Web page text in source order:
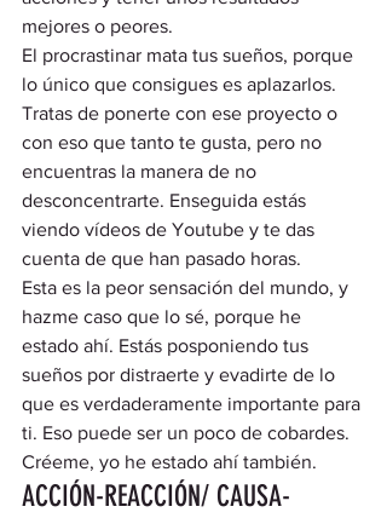
mejores o peores.
El procrastinar mata tus sueños, porque
lo único que consigues es aplazarlos.
Tratas de ponerte con ese proyecto o
con eso que tanto te gusta, pero no
encuentras la manera de no
desconcentrarte. Enseguida estás
viendo vídeos de Youtube y te das
cuenta de que han pasado horas.
Esta es la peor sensación del mundo, y
hazme caso que lo sé, porque he
estado ahí. Estás posponiendo tus
sueños por distraerte y evadirte de lo
que es verdaderamente importante para
ti. Eso puede ser un poco de cobardes.
Créeme, yo he estado ahí también.
ACCIÓN-REACCIÓN/ CAUSA-